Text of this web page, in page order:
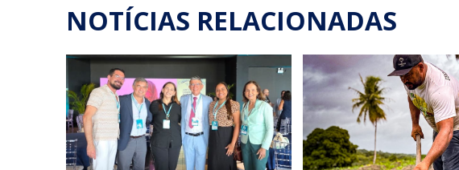
NOTÍCIAS RELACIONADAS